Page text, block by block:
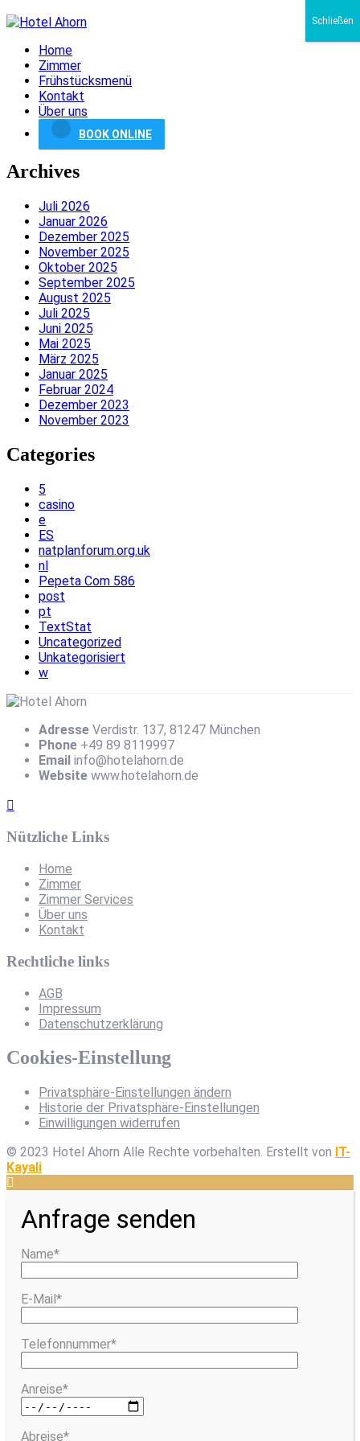
Home
Zimmer
Frühstücksmenü
Kontakt
Über uns
BOOK ONLINE
Archives
Juli 2026
Januar 2026
Dezember 2025
November 2025
Oktober 2025
September 2025
August 2025
Juli 2025
Juni 2025
Mai 2025
März 2025
Januar 2025
Februar 2024
Dezember 2023
November 2023
Categories
5
casino
e
ES
natplanforum.org.uk
nl
Pepeta Com 586
post
pt
TextStat
Uncategorized
Unkategorisiert
w
Adresse Verdistr. 137, 81247 München
Phone +49 89 8119997
Email info@hotelahorn.de
Website www.hotelahorn.de
Nützliche Links
Home
Zimmer
Zimmer Services
Über uns
Kontakt
Rechtliche links
AGB
Impressum
Datenschutzerklärung
Cookies-Einstellung
Privatsphäre-Einstellungen ändern
Historie der Privatsphäre-Einstellungen
Einwilligungen widerrufen
© 2023 Hotel Ahorn Alle Rechte vorbehalten. Erstellt von IT-
Kayali
Anfrage senden
Name*
E-Mail*
Telefonnummer*
Anreise*
Abreise*
Schließen